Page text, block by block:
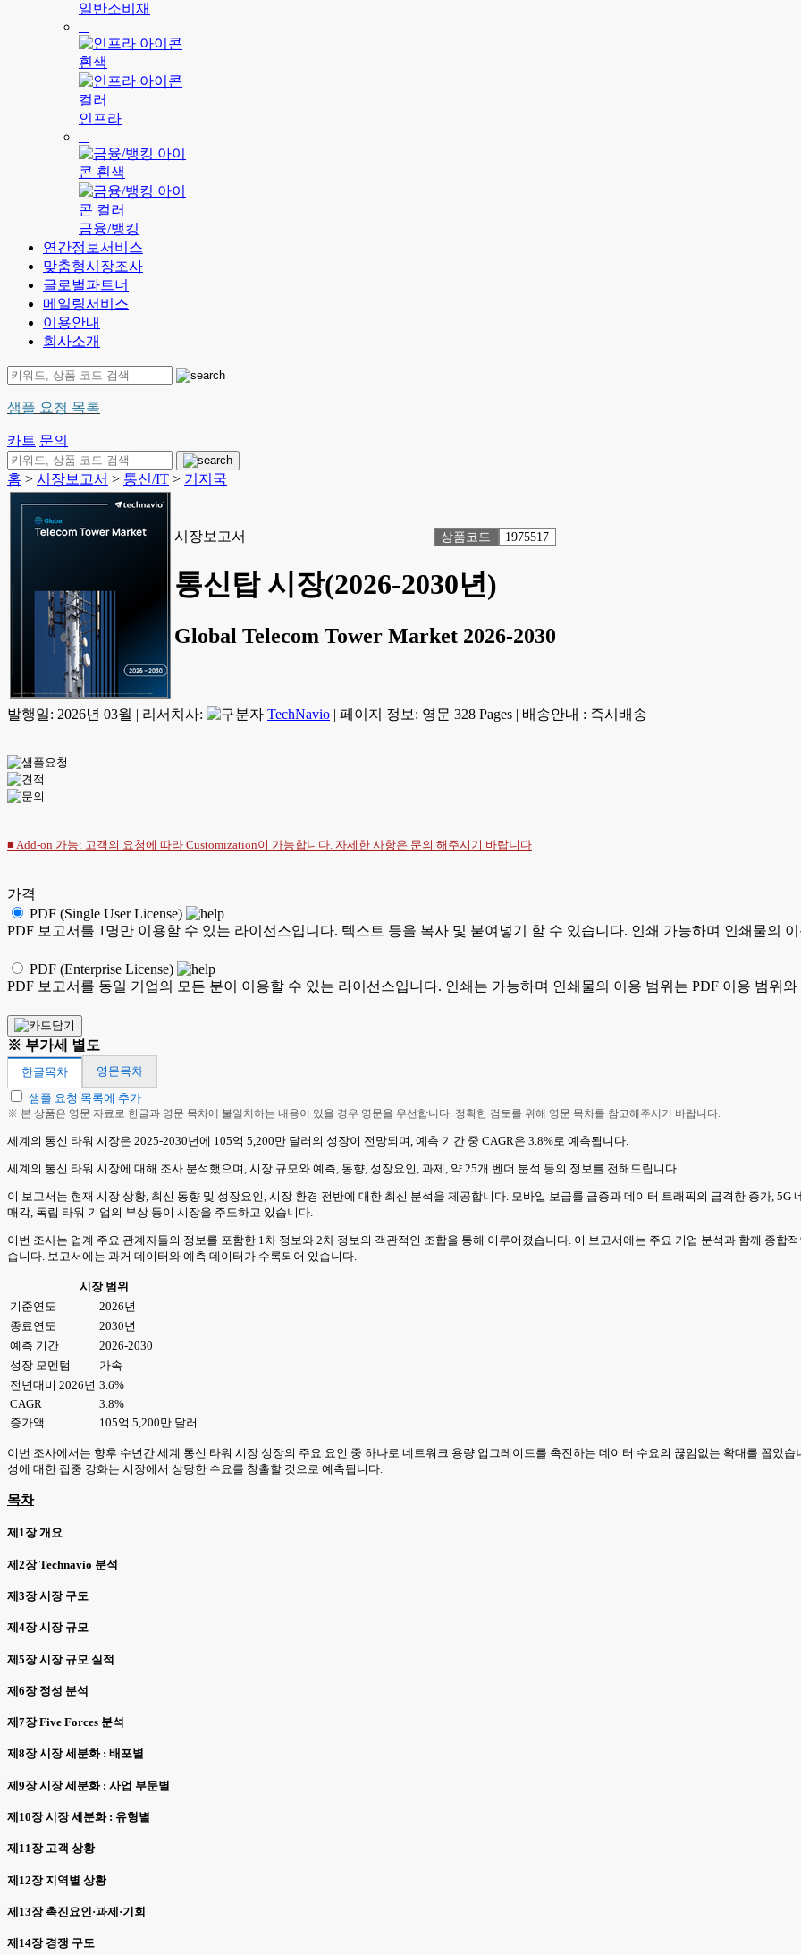
일반소비재
인프라
금융/뱅킹
연간정보서비스
맞춤형시장조사
글로벌파트너
메일링서비스
이용안내
회사소개
샘플 요청 목록
카트 문의
홈 > 시장보고서 > 통신/IT > 기지국
시장보고서 상품코드 1975517
통신탑 시장(2026-2030년)
Global Telecom Tower Market 2026-2030
발행일: 2026년 03월 | 리서치사: TechNavio | 페이지 정보: 영문 328 Pages | 배송안내 : 즉시배송
■ Add-on 가능: 고객의 요청에 따라 Customization이 가능합니다. 자세한 사항은 문의 해주시기 바랍니다
가격
PDF (Single User License)
PDF 보고서를 1명만 이용할 수 있는 라이선스입니다. 텍스트 등을 복사 및 붙여넣기 할 수 있습니다. 인쇄 가능하며 인쇄물의
PDF (Enterprise License)
PDF 보고서를 동일 기업의 모든 분이 이용할 수 있는 라이선스입니다. 인쇄는 가능하며 인쇄물의 이용 범위는 PDF 이용 범위
※ 부가세 별도
한글목차
영문목차
샘플 요청 목록에 추가
※ 본 상품은 영문 자료로 한글과 영문 목차에 불일치하는 내용이 있을 경우 영문을 우선합니다. 정확한 검토를 위해 영문 목차를 참고해주시기 바랍니다.
세계의 통신 타워 시장은 2025-2030년에 105억 5,200만 달러의 성장이 전망되며, 예측 기간 중 CAGR은 3.8%로 예측됩니다.
세계의 통신 타워 시장에 대해 조사 분석했으며, 시장 규모와 예측, 동향, 성장요인, 과제, 약 25개 벤더 분석 등의 정보를 전해드립니다.
이 보고서는 현재 시장 상황, 최신 동향 및 성장요인, 시장 환경 전반에 대한 최신 분석을 제공합니다. 모바일 보급률 급증과 데이터 트래픽의 급격한 증가,
매각, 독립 타워 기업의 부상 등이 시장을 주도하고 있습니다.
이번 조사는 업계 주요 관계자들의 정보를 포함한 1차 정보와 2차 정보의 객관적인 조합을 통해 이루어졌습니다. 이 보고서에는 주요 기업 분석과 함께 종합
습니다. 보고서에는 과거 데이터와 예측 데이터가 수록되어 있습니다.
시장 범위
기준연도
2026년
종료연도
2030년
예측 기간
2026-2030
성장 모멘텀
가속
전년대비 2026년 3.6%
CAGR
3.8%
증가액
105억 5,200만 달러
이번 조사에서는 향후 수년간 세계 통신 타워 시장 성장의 주요 요인 중 하나로 네트워크 용량 업그레이드를 촉진하는 데이터 수요의 끊임없는 확대를 꼽았
성에 대한 집중 강화는 시장에서 상당한 수요를 창출할 것으로 예측됩니다.
목차
제1장 개요
제2장 Technavio 분석
제3장 시장 구도
제4장 시장 규모
제5장 시장 규모 실적
제6장 정성 분석
제7장 Five Forces 분석
제8장 시장 세분화 : 배포별
제9장 시장 세분화 : 사업 부문별
제10장 시장 세분화 : 유형별
제11장 고객 상황
제12장 지역별 상황
제13장 촉진요인·과제·기회
제14장 경쟁 구도